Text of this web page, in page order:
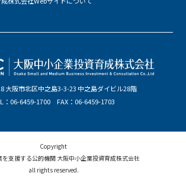
大阪市北区中之島3-3-23 中之島ダイビル28階
：06-6459-1700 FAX：06-6459-1703
Copyright
を支援する公的機関 大阪中小企業投資育成株式会社
all rights reserved.